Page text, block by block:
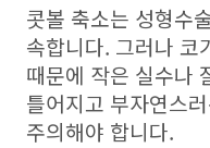
콧볼 축소는 성형수
속합니다. 그러나 코
때문에 작은 실수나
틀어지고 부자연스
주의해야 합니다.